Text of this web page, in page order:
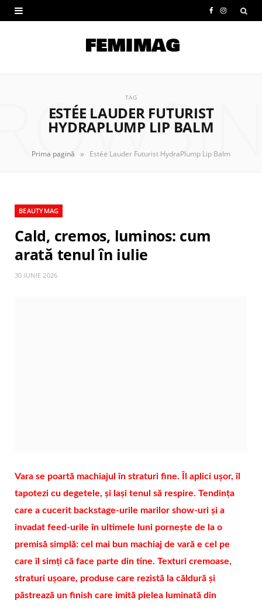
e
k
I
t
a
TAG
ESTÉE LAUDER FUTURIST
HYDRAPLUMP LIP BALM
Prima pagină » Estée Lauder Futurist HydraPlump Lip Balm
BEAUTYMAG
Cald, cremos, luminos: cum
arată tenul în iulie
30 IUNIE 2026
Vara se poartă machiajul în straturi fine. Îl aplici ușor, îl
tapotezi cu degetele, și lași tenul să respire. Tendința
care a cucerit backstage-urile marilor show-uri și a
invadat feed-urile în ultimele luni pornește de la o
premisă simplă: cel mai bun machiaj de vară e cel pe
care îl simți că face parte din tine. Texturi cremoase,
straturi ușoare, produse care rezistă la căldură și
păstrează un finish care imită pielea luminată din